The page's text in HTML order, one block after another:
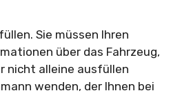
Sie müssen Ihren
über das Fahrzeug,
nicht alleine ausfüllen
wenden, der Ihnen bei